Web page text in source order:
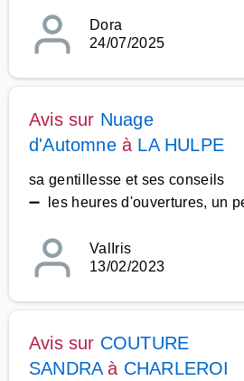
Dora
24/07/2025
Avis sur Nuage
d'Automneà LA HULPE
sa gentillesse et ses conseils
➖ les heures d'ouvertures, un
ValIris
13/02/2023
Avis sur COUTURE
SANDRAà CHARLEROI